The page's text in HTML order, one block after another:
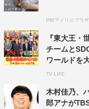
PR(アイリスプラ
『東大王・
チームと
ワールドを
TV LIFE
木村佳乃、
郎アナが